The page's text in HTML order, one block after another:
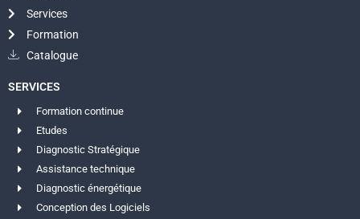
Services
Formation
Catalogue
SERVICES
Formation continue
Etudes
Diagnostic Stratégique
Assistance technique
Diagnostic énergétique
Conception des Logiciels